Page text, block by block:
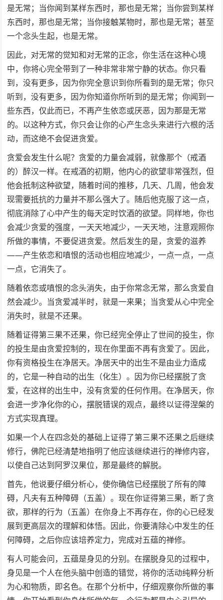
是无常；当你闻到某样东西时，那也是无常；当你尝到某样
东西时，那也是无常；当你接触某物时，那也是无常；甚至
一个念头生起，也是无常。
因此，对无常的觉知和对无常的正念，你生活在这种心境
中，你将心完全带到了一种非常非常宁静的状态。你只看
到，没有更多，因为你完全意识到你所看到的是无常；你只
听到，没有更多，因为你知道你所听到的是无常；你闻到一
些东西，仅此而已，不再产生依恋或厌恶，因为那是无常
的。以这种方式，你只会让你的心产生念头来进行六根的活
动，而这绝不会促进贪爱。
贪爱会发生什么呢？贪爱的力量会减弱，就像那个（戒酒
的）醉汉一样。在戒酒的初期，他内心的欲望非常强烈，但
他会抵制这种欲望，随着时间的推移，几天、几周，他会发
现需要抵抗的力量并不那么强大了。随后他克服了这一点，
彻底消除了心中产生的每天定时饮酒的欲望。同样地，你也
会减少贪爱的强度，一天天地减少，一天天地，注意观照你
所做的事情，不要促进贪爱。然后发生的是，贪爱的滋养
——产生依恋和嗔恨的活动也相应地减少，一点一点，一点
一点，它消失了。
随着依恋或嗔恨的念头消失，由于你常念无常，那么贪爱自
然会减少。当贪爱减半时，就是一来果；当贪爱从心中完全
消失时，就是不还果。
随着证得第三果不还果，你已经完全停止了世间的投生，你
的投生是由贪爱控制的，现在你里面不再有贪爱了。因此，
你有资格投生在净居天。净居天中的出生不是由业力造成
的，它是一种自动的出生（化生）。因为你已经摆脱了贪
爱，在这样的出生中，没有贪爱的任何作用。在净居天，你
会进一步净化你的心，摆脱错误的观点，最终以证得涅槃的
方式实现真理。
如果一个人在四念处的基础上证得了第三果不还果之后继续
修行，佛陀已经清楚地指明了他应该继续进行的禅修内容，
以使自己达到阿罗汉果位，那是最终的解脱。
首先，他说要仔细分析心，使你确信已经摆脱了所有的障
碍，凡夫有五种障碍（五盖）。现在你证得第三果，断了贪
欲，那样的行为（五盖）在你身上不再存在，你的心已经发
展到更高层次的理解和体悟。因此，你要清除心中发生的任
何障碍，之后你应该培养定力，完成对五蕴的禅修。
有人可能会问，五蕴是身见的分别。在摆脱身见的过程中，
身见是一个人在他头脑中创造的错觉，将你的活动纯粹分析
为心和物质，即名色。在那个分析中，仔细观察你所做的事